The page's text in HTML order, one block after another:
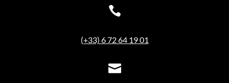

(+33) 6 72 64 19 01
